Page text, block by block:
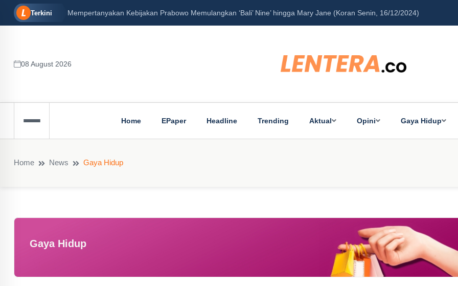
Terkini Mempertanyakan Kebijakan Prabowo Memulangkan ‘Bali’ Nine’ hingga Mary Jane (Koran Senin, 16/12/2024)
08 August 2026
Home EPaper Headline Trending Aktual Opini Gaya Hidup
Home News Gaya Hidup
Gaya Hidup